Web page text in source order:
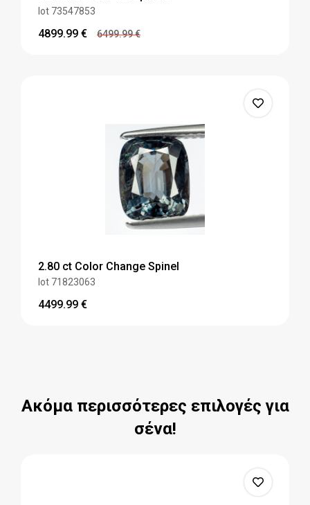
lot 73547853
4899.99 € 6499.99€
2.80 ct Color Change Spinel
lot 71823063
4499.99 €
Ακόμα περισσότερες επιλογές για
σένα!